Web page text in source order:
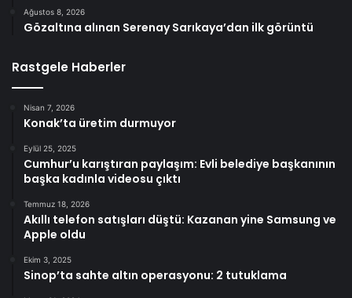
Ağustos 8, 2026
Gözaltına alınan Serenay Sarıkaya’dan ilk görüntü
Rastgele Haberler
Nisan 7, 2026
Konak’ta üretim durmuyor
Eylül 25, 2025
Cumhur’u karıştıran paylaşım: Evli belediye başkanının
başka kadınla videosu çıktı
Temmuz 18, 2026
Akıllı telefon satışları düştü: Kazanan yine Samsung ve
Apple oldu
Ekim 3, 2025
Sinop’ta sahte altın operasyonu: 2 tutuklama